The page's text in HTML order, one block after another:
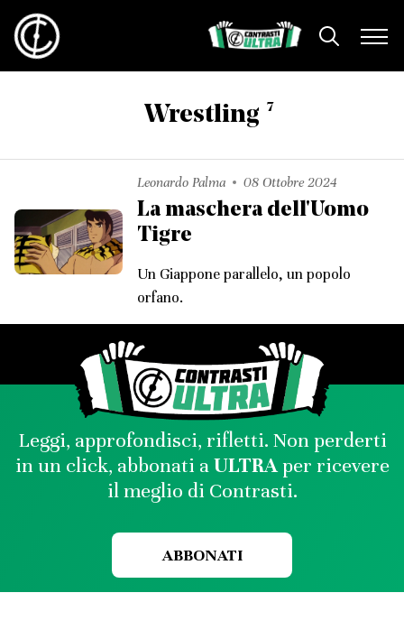
Wrestling 7
Leonardo Palma 08 Ottobre 2024
La maschera dell'Uomo
Tigre
Un Giappone parallelo, un popolo
orfano.
Leggi, approfondisci, rifletti. Non perderti
in un click, abbonati aULTRAper ricevere
il meglio di Contrasti.
ABBONATI